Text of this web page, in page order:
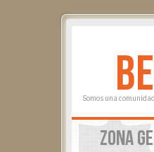
Somos una
ZONA